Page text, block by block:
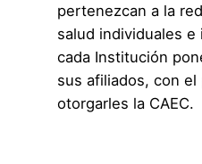
pertenezcan a la
salud individuales
cada Institución
sus afiliados, con
otorgarles la CAEC.